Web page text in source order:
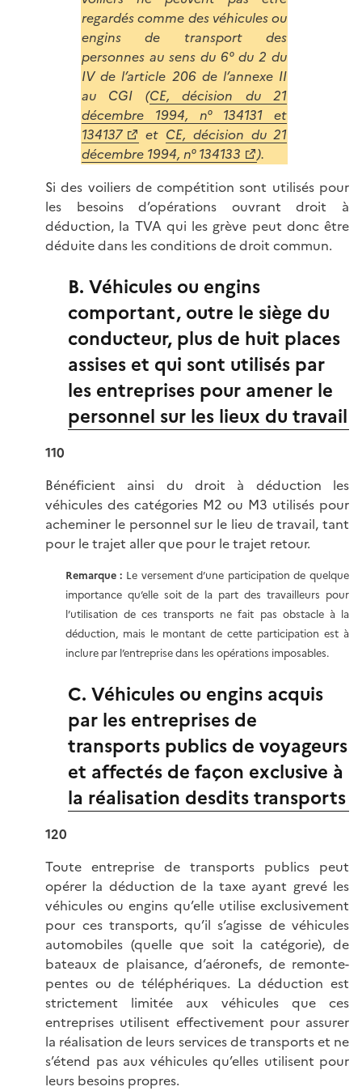
regardés comme des véhicules ou
engins de transport des
personnes au sens du 6° du 2 du
IV de l’article 206 de l’annexe II
au CGI (CE, décision du 21
décembre 1994, n° 134131 et
134137
et CE, décision du 21
décembre 1994, n° 134133
).
Si des voiliers de compétition sont utilisés pour
les besoins d’opérations ouvrant droit à
déduction, la TVA qui les grève peut donc être
déduite dans les conditions de droit commun.
B. Véhicules ou engins
comportant, outre le siège du
conducteur, plus de huit places
assises et qui sont utilisés par
les entreprises pour amener le
personnel sur les lieux du travail
110
Bénéficient ainsi du droit à déduction les
véhicules des catégories M2 ou M3 utilisés pour
acheminer le personnel sur le lieu de travail, tant
pour le trajet aller que pour le trajet retour.
Remarque : Le versement d’une participation de quelque
importance qu’elle soit de la part des travailleurs pour
l’utilisation de ces transports ne fait pas obstacle à la
déduction, mais le montant de cette participation est à
inclure par l’entreprise dans les opérations imposables.
C. Véhicules ou engins acquis
par les entreprises de
transports publics de voyageurs
et affectés de façon exclusive à
la réalisation desdits transports
120
Toute entreprise de transports publics peut
opérer la déduction de la taxe ayant grevé les
véhicules ou engins qu’elle utilise exclusivement
pour ces transports, qu’il s’agisse de véhicules
automobiles (quelle que soit la catégorie), de
bateaux de plaisance, d’aéronefs, de remonte-
pentes ou de téléphériques. La déduction est
strictement limitée aux véhicules que ces
entreprises utilisent effectivement pour assurer
la réalisation de leurs services de transports et ne
s’étend pas aux véhicules qu’elles utilisent pour
leurs besoins propres.